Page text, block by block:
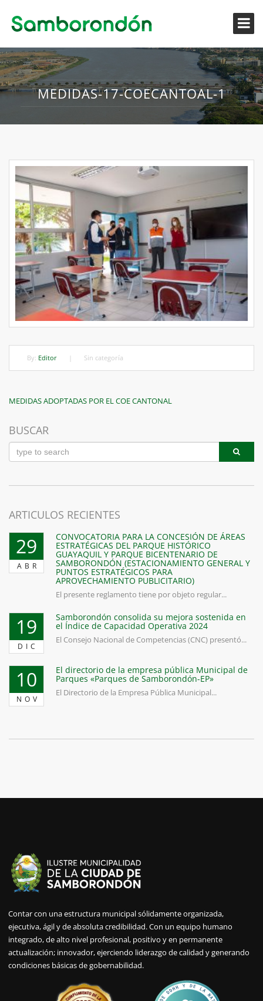
MEDIDAS-17-COECANTOAL-1
By: Editor Sin categoría
Navegación
de
entradas
Previous
MEDIDAS ADOPTADAS POR EL COE CANTONAL
BUSCAR
ARTICULOS RECIENTES
29
ABR
CONVOCATORIA PARA LA CONCESIÓN DE ÁREAS
ESTRATÉGICAS DEL PARQUE HISTÓRICO
GUAYAQUIL Y PARQUE BICENTENARIO DE
SAMBORONDÓN (ESTACIONAMIENTO GENERAL Y
PUNTOS ESTRATÉGICOS PARA
APROVECHAMIENTO PUBLICITARIO)
El presente reglamento tiene por objeto regular...
19
DIC
Samborondón consolida su mejora sostenida en
el Índice de Capacidad Operativa 2024
El Consejo Nacional de Competencias (CNC) presentó...
10
NOV
El directorio de la empresa pública Municipal de
Parques «Parques de Samborondón-EP»
El Directorio de la Empresa Pública Municipal...
Contar con una estructura municipal sólidamente organizada,
ejecutiva, ágil y de absoluta credibilidad. Con un equipo humano
integrado, de alto nivel profesional, positivo y en permanente
actualización; innovador, ejerciendo liderazgo de calidad y generando
condiciones básicas de gobernabilidad.